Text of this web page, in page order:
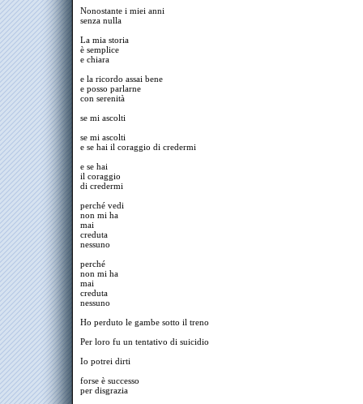
Nonostante i miei anni
senza nulla
La mia storia
è semplice
e chiara
e la ricordo assai bene
e posso parlarne
con serenità
se mi ascolti
se mi ascolti
e se hai il coraggio di credermi
e se hai
il coraggio
di credermi
perché vedi
non mi ha
mai
creduta
nessuno
perché
non mi ha
mai
creduta
nessuno
Ho perduto le gambe sotto il treno
Per loro fu un tentativo di suicidio
Io potrei dirti
forse è successo
per disgrazia